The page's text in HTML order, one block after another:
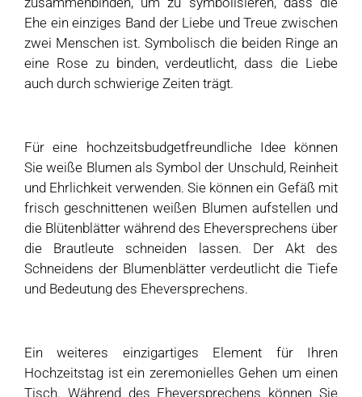
Ehe ein einziges Band der Liebe und Treue zwischen
zwei Menschen ist. Symbolisch die beiden Ringe an
eine Rose zu binden, verdeutlicht, dass die Liebe
auch durch schwierige Zeiten trägt.
Für eine hochzeitsbudgetfreundliche Idee können
Sie weiße Blumen als Symbol der Unschuld, Reinheit
und Ehrlichkeit verwenden. Sie können ein Gefäß mit
frisch geschnittenen weißen Blumen aufstellen und
die Blütenblätter während des Eheversprechens über
die Brautleute schneiden lassen. Der Akt des
Schneidens der Blumenblätter verdeutlicht die Tiefe
und Bedeutung des Eheversprechens.
Ein weiteres einzigartiges Element für Ihren
Hochzeitstag ist ein zeremonielles Gehen um einen
Tisch. Während des Eheversprechens können Sie